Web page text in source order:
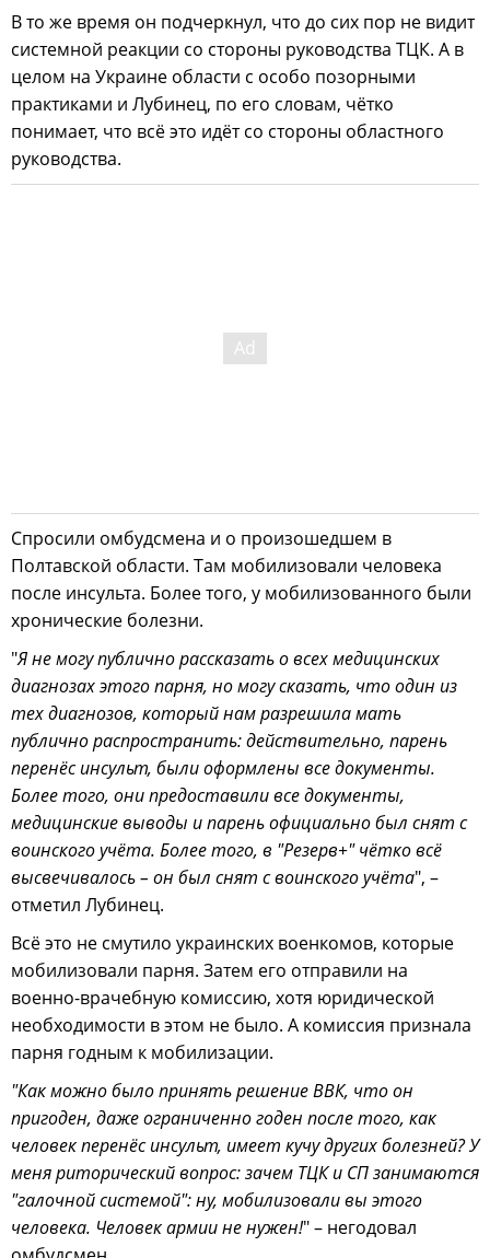
В то же время он подчеркнул, что до сих пор не видит
системной реакции со стороны руководства ТЦК. А в
целом на Украине области с особо позорными
практиками и Лубинец, по его словам, чётко
понимает, что всё это идёт со стороны областного
руководства.
Спросили омбудсмена и о произошедшем в
Полтавской области. Там мобилизовали человека
после инсульта. Более того, у мобилизованного были
хронические болезни.
"Я не могу публично рассказать о всех медицинских
диагнозах этого парня, но могу сказать, что один из
тех диагнозов, который нам разрешила мать
публично распространить: действительно, парень
перенёс инсульт, были оформлены все документы.
Более того, они предоставили все документы,
медицинские выводы и парень официально был снят с
воинского учёта. Более того, в "Резерв+" чётко всё
высвечивалось – он был снят с воинского учёта", –
отметил Лубинец.
Всё это не смутило украинских военкомов, которые
мобилизовали парня. Затем его отправили на
военно-врачебную комиссию, хотя юридической
необходимости в этом не было. А комиссия признала
парня годным к мобилизации.
"Как можно было принять решение ВВК, что он
пригоден, даже ограниченно годен после того, как
человек перенёс инсульт, имеет кучу других болезней? У
меня риторический вопрос: зачем ТЦК и СП занимаются
"галочной системой": ну, мобилизовали вы этого
человека. Человек армии не нужен!" – негодовал